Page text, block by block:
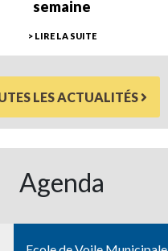
semaine
> LIRE LA SUITE
LES ACTUALITÉS
Agenda